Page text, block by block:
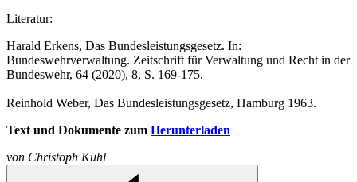
Literatur:
Harald Erkens, Das Bundesleistungsgesetz. In:
Bundeswehrverwaltung. Zeitschrift für Verwaltung und Rechtin der
Bundeswehr, 64 (2020), 8, S. 169-175.
Reinhold Weber, Das Bundesleistungsgesetz, Hamburg 1963.
Text und Dokumente zum Herunterladen
von Christoph Kuhl